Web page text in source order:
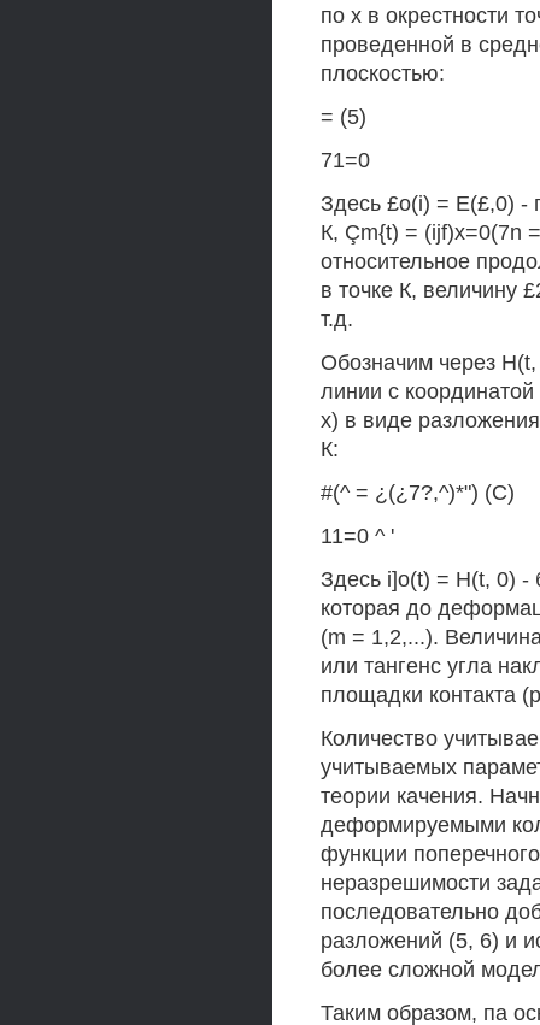
по х в окрестности
проведенной в
плоскостью:
= (5)
71=0
Здесь £о(i) = Е(£,0) -
К, Çm{t) = (ijf)x=0(7n
относительное
в точке К, величину
т.д.
Обозначим через
линии с
х) в виде
К:
#(^ = ¿(¿7?,^)*") (С)
11=0 ^ '
Здесь i]o(t) = H(t, 0) -
которая до
(m = 1,2,...).
или тангенс угла
площадки контакта
Количество
учитываемых
теории качения.
деформируемыми
функции
неразрешимости
последовательно
разложений (5, 6) и
более сложной
Таким образом, па